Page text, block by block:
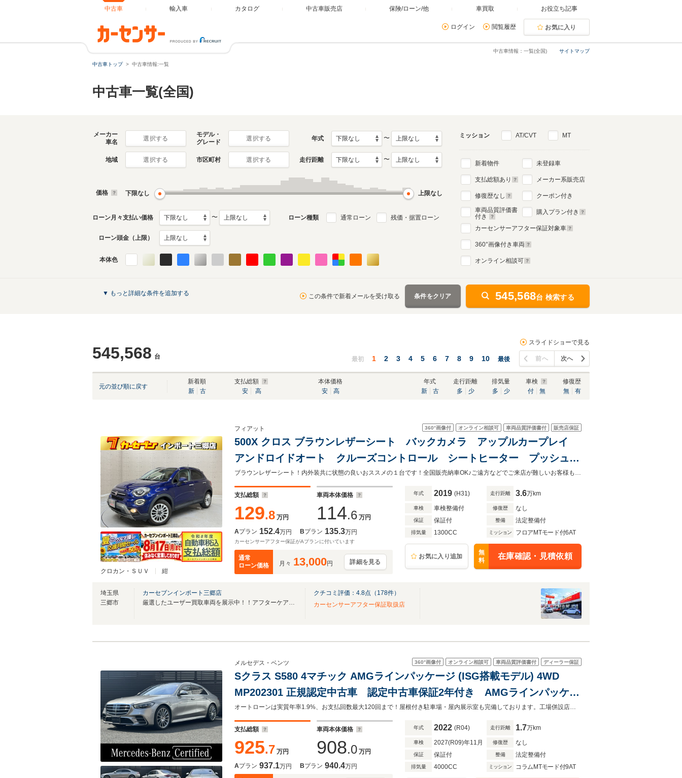
中古車 輸入車 カタログ 中古車販売店 保険/ローン/他 車買取 お役立ち記事
ログイン 閲覧履歴 お気に入り
サイトマップ
中古車情報：一覧(全国)
中古車トップ 中古車情報:一覧
中古車一覧(全国)
メーカー
車名
選択する
モデル・
グレード
選択する 年式 〜
地域 選択する 市区町村 選択する 走行距離 〜
価格 下限なし 上限なし
ローン月々支払い価格 〜 ローン種類 通常ローン 残価・据置ローン
ローン頭金（上限）
本体色
ミッション AT/CVT MT
新着物件
支払総額あり
修復歴なし
車両品質評価書
付き
未登録車
メーカー系販売店
クーポン付き
購入プラン付き
カーセンサーアフター保証対象車
360°画像付き車両
オンライン相談可
▼ もっと詳細な条件を追加する この条件で新着メールを受け取る 条件をクリア 545,568台 検索する
545,568 台
スライドショーで見る
最初 1 2 3 4 5 6 7 8 9 10 最後 前へ 次へ
元の並び順に戻す
新着順
新
古
支払総額
安
高
本体価格
安
高
年式
新
古
走行距離
多
少
排気量
多
少
車検
付
無
修復歴
無
有
クロカン・ＳＵＶ 紺
360°画像付 オンライン相談可 車両品質評価書付 販売店保証
フィアット
500X クロス ブラウンレザーシート バックカメラ アップルカープレイ
アンドロイドオート クルーズコントロール シートヒーター プッシュス
タート ETC
ブラウンレザーシート！内外装共に状態の良いおススメの１台です！全国販売納車OK♪ご遠方などでご来店が難しいお客様もお気軽にご相談下さい！詳しくは0120-62-1031まで！
支払総額
129.8 万円
車両本体価格
114.6 万円
Aプラン 152.4万円 Bプラン 135.3万円
カーセンサーアフター保証がAプランに付いています
通常
ローン価格
月々 13,000円 詳細を見る
年式 2019 (H31) 走行距離 3.6万km
車検 車検整備付 修復歴 なし
保証 保証付 整備 法定整備付
排気量 1300CC ミッション フロアMTモード付6AT
お気に入り追加
無
料
在庫確認・見積依頼
埼玉県
三郷市
カーセブンインポート三郷店
厳選したユーザー買取車両を展示中！！アフターケアもお任せください！
クチコミ評価： 4.8点（ 178件）
カーセンサーアフター保証取扱店
360°画像付 オンライン相談可 車両品質評価書付 ディーラー保証
メルセデス・ベンツ
Sクラス S580 4マチック AMGラインパッケージ (ISG搭載モデル) 4WD
MP202301 正規認定中古車 認定中古車保証2年付き AMGラインパッケー
ジ パノラミックスライディングルーフ ブルメスターサラウンドサウンド
システム ACC 360°カメラ オートトランク レーダーセーフティ
LED USB
オートローンは実質年率1.9%、お支払回数最大120回まで！屋根付き駐車場・屋内展示室も完備しております。工場併設店舗の為アフターフォローもお任せ下さい！
支払総額
925.7 万円
車両本体価格
908.0 万円
Aプラン 937.1万円 Bプラン 940.4万円
年式 2022 (R04) 走行距離 1.7万km
車検 2027(R09)年11月 修復歴 なし
保証 保証付 整備 法定整備付
排気量 4000CC ミッション コラムMTモード付9AT